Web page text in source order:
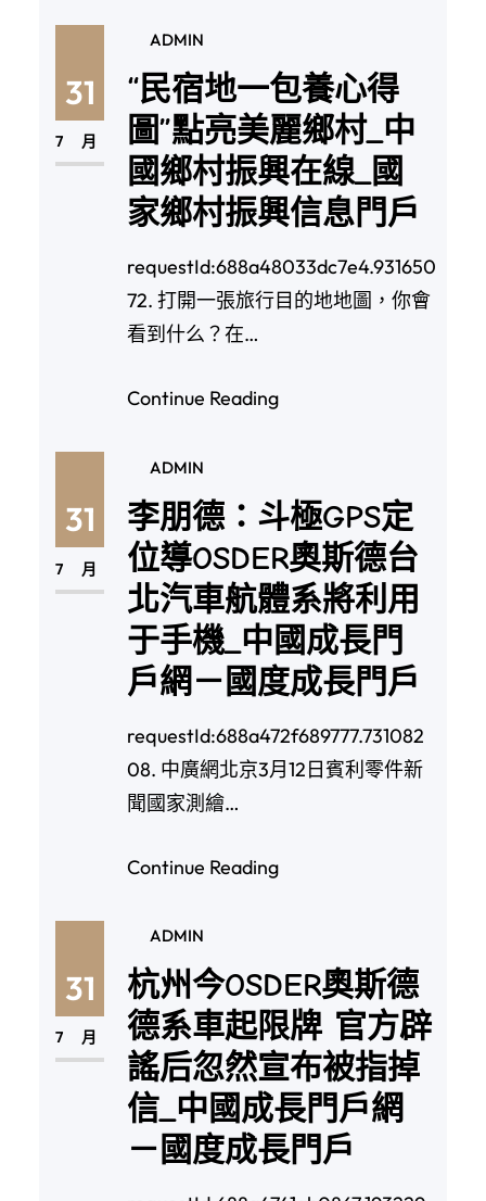
31
7 月
ADMIN
“民宿地一包養心得
圖”點亮美麗鄉村_中
國鄉村振興在線_國
家鄉村振興信息門戶
requestId:688a48033dc7e4.931650
72. 打開一張旅行目的地地圖，你會
看到什么？在…
Continue Reading
31
7 月
ADMIN
李朋德：斗極GPS定
位導OSDER奧斯德台
北汽車航體系將利用
于手機_中國成長門
戶網－國度成長門戶
requestId:688a472f689777.731082
08. 中廣網北京3月12日賓利零件新
聞國家測繪…
Continue Reading
31
7 月
ADMIN
杭州今OSDER奧斯德
德系車起限牌 官方辟
謠后忽然宣布被指掉
信_中國成長門戶網
－國度成長門戶